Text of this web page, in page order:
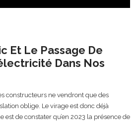
Et Le Passage De
Dans Nos
constructeurs ne vendront que des
oblige. Le virage est donc déjà
est de constater qu’en 2023 la présence de